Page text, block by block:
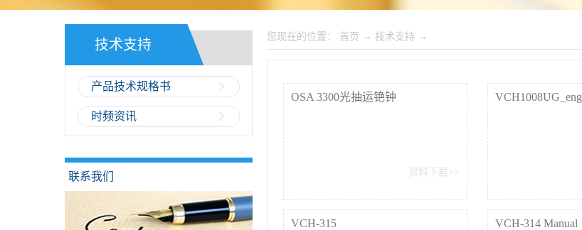
技术支持
产品技术规格书
时频资讯
联系我们
您现在的位置： 首页 → 技术支持 →
OSA 3300光抽运铯钟
资料下载>>
VCH1008UG_eng
VCH-315 VCH-314 Manual